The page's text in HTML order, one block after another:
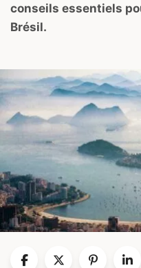
conseils essentiels
Brésil.